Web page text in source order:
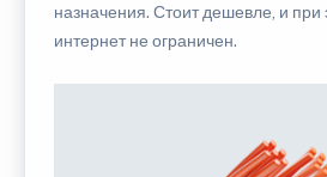
назначения. Стоит дешевле, и при
интернет не ограничен.